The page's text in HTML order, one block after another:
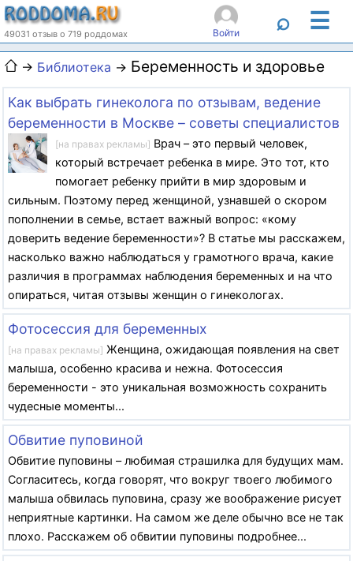
49031 отзыв о 719 роддомах Войти ⌕ ☰
→ Библиотека → Беременность и здоровье
Как выбрать гинеколога по отзывам, ведение
беременности в Москве – советы специалистов
[на правах рекламы] Врач – это первый человек,
который встречает ребенка в мире. Это тот, кто
помогает ребенку прийти в мир здоровым и
сильным. Поэтому перед женщиной, узнавшей о скором
пополнении в семье, встает важный вопрос: «кому
доверить ведение беременности»? В статье мы расскажем,
насколько важно наблюдаться у грамотного врача, какие
различия в программах наблюдения беременных и на что
опираться, читая отзывы женщин о гинекологах.
Фотосессия для беременных
[на правах рекламы] Женщина, ожидающая появления на свет
малыша, особенно красива и нежна. Фотосессия
беременности - это уникальная возможность сохранить
чудесные моменты...
Обвитие пуповиной
Обвитие пуповины – любимая страшилка для будущих мам.
Согласитесь, когда говорят, что вокруг твоего любимого
малыша обвилась пуповина, сразу же воображение рисует
неприятные картинки. На самом же деле обычно все не так
плохо. Расскажем об обвитии пуповины подробнее...